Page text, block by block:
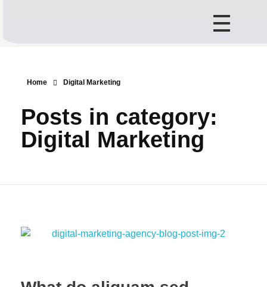
Home Digital Marketing
Posts in category:
Digital Marketing